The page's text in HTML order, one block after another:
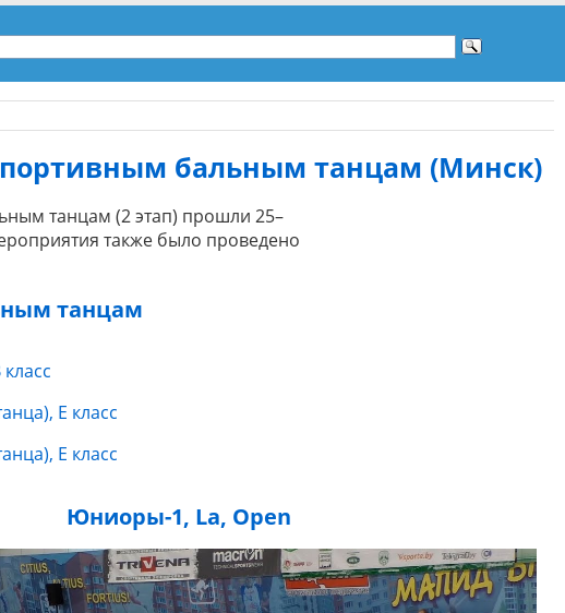
бальным танцам (Минск)
танцам (2 этап) прошли 25–
также было проведено
танцам
E класс
E класс
Юниоры-1, La, Open